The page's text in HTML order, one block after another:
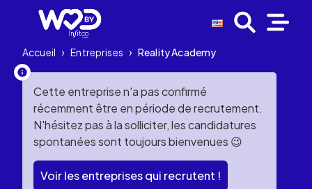
Accueil › Entreprises › Reality Academy
Cette entreprise n'a pas confirmé
récemment être en période de recrutement.
N'hésitez pas à la solliciter, les candidatures
spontanées sont toujours bienvenues 😉
Voir les entreprises qui recrutent !